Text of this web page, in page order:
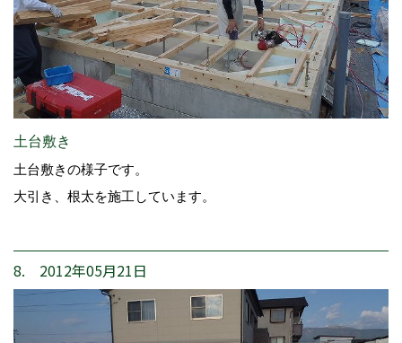
土台敷き
土台敷きの様子です。
大引き、根太を施工しています。
8. 2012年05月21日